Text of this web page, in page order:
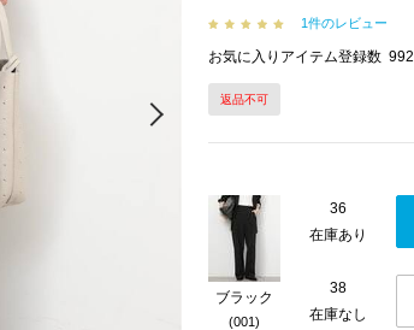
1件のレビュー
お気に入りアイテム登録数 992
返品不可
ブラック
(001)
36
在庫あり
38
在庫なし